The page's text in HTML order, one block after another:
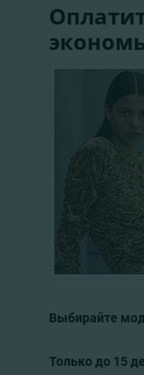
Выбирайте
Только до 15